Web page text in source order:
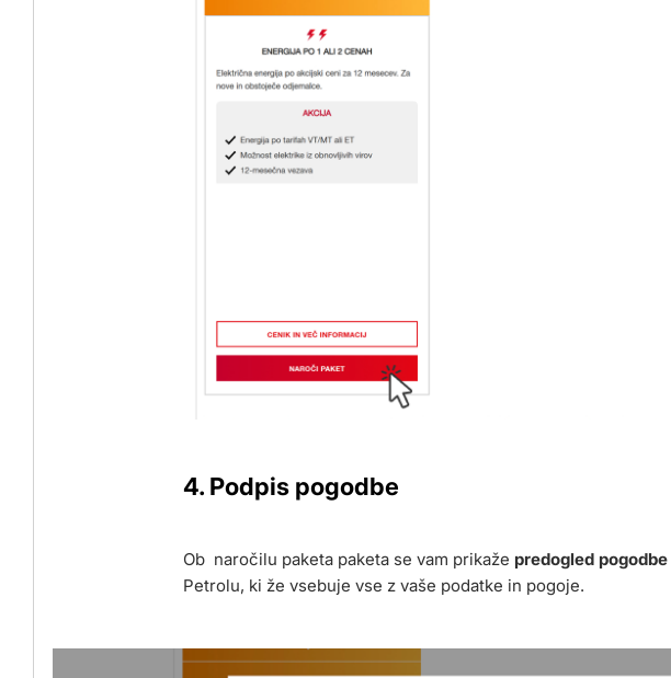
4. Podpis pogodbe
Ob naročilu paketa paketa se vam prikaže predogled pogodbe
Petrolu, ki že vsebuje vse z vaše podatke in pogoje.